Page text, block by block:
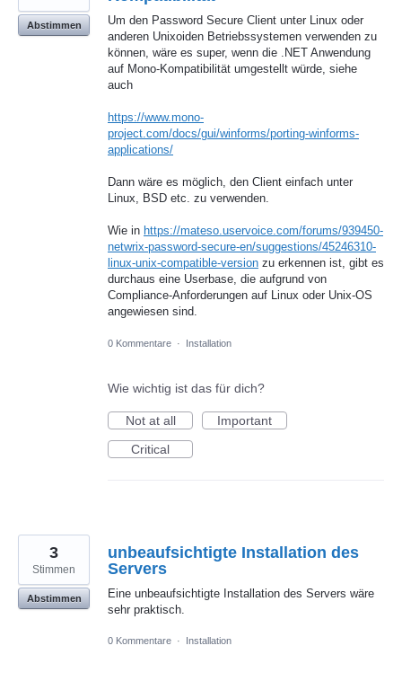
Um den Password Secure Client unter Linux oder
anderen Unixoiden Betriebssystemen verwenden zu
können, wäre es super, wenn die .NET Anwendung
auf Mono-Kompatibilität umgestellt würde, siehe
auch
https://www.mono-
project.com/docs/gui/winforms/porting-winforms-
applications/
Dann wäre es möglich, den Client einfach unter
Linux, BSD etc. zu verwenden.
Wie in https://mateso.uservoice.com/forums/939450-
netwrix-password-secure-en/suggestions/45246310-
linux-unix-compatible-version zu erkennen ist, gibt es
durchaus eine Userbase, die aufgrund von
Compliance-Anforderungen auf Linux oder Unix-OS
angewiesen sind.
Abstimmen
0 Kommentare · Installation
Wie wichtig ist das für dich?
Not at all
Important
Critical
unbeaufsichtigte Installation des
Servers
Eine unbeaufsichtigte Installation des Servers wäre
sehr praktisch.
3
Stimmen
Abstimmen
0 Kommentare · Installation